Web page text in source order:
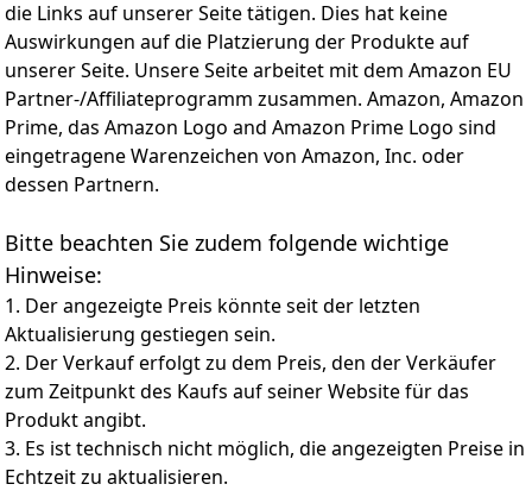
3. Komfortable Tastatur in voller Größe: Diese
Bluetooth-Tastatur für Mac in voller Größe ist eine gute
Wahl für den Büro- und Heimgebrauch und bietet ein
fantastisches Tipperlebnis. Die Tastatur in voller Größe
mit Scherendesign kann Ihre Anforderungen an die
Tastatur erfüllen, bietet Ihnen eine schnelle Reaktion
und eine gute Kontrolle
4. Multi-Device Wireless Keyboard: Diese Tastatur für
ihnen wechseln Sie durch Drücken von Fn + BT1/2/3, so
dass es schnell und einfach ist, die verschiedenen
Geräte zu wechseln. (Langes Drücken zum Koppeln,
kurzes Drücken zum Umschalten)
5. Ergonomisches Design: Die Kabellose Tastatur für
MacBook in voller Größe mit Ziffernblock, einschließlich
12 Multimedia-Tastenkombinationen, sieht elegant und
groß genug aus. Die Tastatur mit der entspannenden
ergonomischen Neigung und dem rutschfesten
Gummipolster kann die Ermüdung beim Tippen
verringern und Ihnen das Tipperlebnis ermöglichen
die Links auf unserer Seite tätigen. Dies hat keine
Auswirkungen auf die Platzierung der Produkte auf
unserer Seite. Unsere Seite arbeitet mit dem Amazon EU
Partner-/Affiliateprogramm zusammen. Amazon, Amazon
Prime, das Amazon Logo and Amazon Prime Logo sind
eingetragene Warenzeichen von Amazon, Inc. oder
dessen Partnern.
Bitte beachten Sie zudem folgende wichtige
Hinweise:
1. Der angezeigte Preis könnte seit der letzten
Aktualisierung gestiegen sein.
2. Der Verkauf erfolgt zu dem Preis, den der Verkäufer
zum Zeitpunkt des Kaufs auf seiner Website für das
Produkt angibt.
3. Es ist technisch nicht möglich, die angezeigten Preise in
Echtzeit zu aktualisieren.